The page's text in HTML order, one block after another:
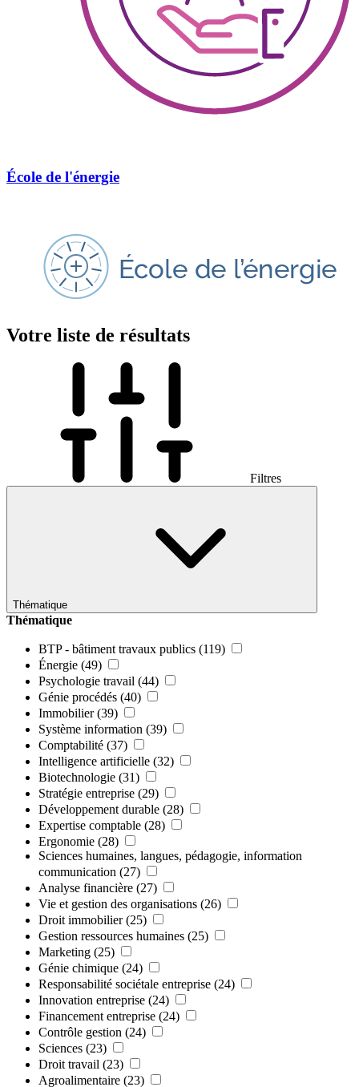
École de l'énergie
Votre liste de résultats
Filtres
Thématique
Thématique
BTP - bâtiment travaux publics (119)
Énergie (49)
Psychologie travail (44)
Génie procédés (40)
Immobilier (39)
Système information (39)
Comptabilité (37)
Intelligence artificielle (32)
Biotechnologie (31)
Stratégie entreprise (29)
Développement durable (28)
Expertise comptable (28)
Ergonomie (28)
Sciences humaines, langues, pédagogie, information
communication (27)
Analyse financière (27)
Vie et gestion des organisations (26)
Droit immobilier (25)
Gestion ressources humaines (25)
Marketing (25)
Génie chimique (24)
Responsabilité sociétale entreprise (24)
Innovation entreprise (24)
Financement entreprise (24)
Contrôle gestion (24)
Sciences (23)
Droit travail (23)
Agroalimentaire (23)